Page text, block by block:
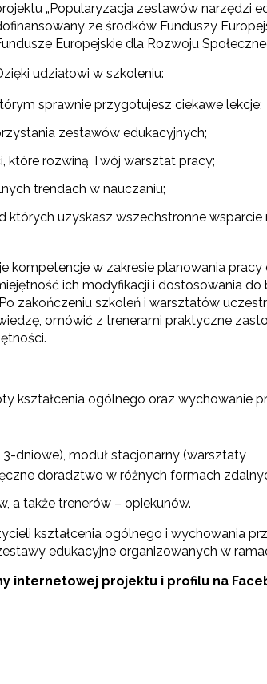
„Popularyzacja zestawów narzędzi
ze środków Funduszy
Europejskie dla Rozwoju
udziałowi w szkoleniu:
sprawnie przygotujesz ciekawe lekcje;
zestawów edukacyjnych;
które rozwiną Twój warsztat pracy;
trendach w nauczaniu;
których uzyskasz wszechstronne
kompetencje w zakresie planowania
ich modyfikacji i dostosowania
zakończeniu szkoleń i warsztatów
omówić z trenerami praktyczne
kształcenia ogólnego oraz wychowanie
dniowe), moduł stacjonarny (warsztaty
doradztwo w różnych formach
a także trenerów – opiekunów.
kształcenia ogólnego i wychowania
edukacyjne organizowanych w
internetowej projektu i profilu na
informacjami